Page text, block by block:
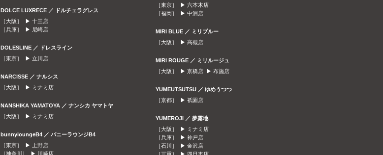
DOLCE LUXRECE ／ ドルチェラグレス
［大阪］ ▶ 十三店
［兵庫］ ▶ 尼崎店
DOLESLINE ／ ドレスライン
［東京］ ▶ 立川店
NARCISSE ／ ナルシス
［大阪］ ▶
ミナミ店
NANSHIKA YAMATOYA ／ ナンシカ ヤマトヤ
［大阪］ ▶
ミナミ店
bunnyloungeB4 ／ バニーラウンジB4
［東京］ ▶
上野店
［神奈川］ ▶
川崎店
［東京］ ▶ 六本木店
［福岡］ ▶ 中洲店
MIRI BLUE ／ ミリブルー
［大阪］ ▶ 高槻店
MIRI ROUGE ／ ミリルージュ
［大阪］ ▶ 京橋店 ▶ 布施店
YUMEUTSUTSU ／ ゆめうつつ
［京都］ ▶ 祇園店
YUMEROJI ／ 夢露地
［大阪］ ▶
ミナミ店
［兵庫］ ▶ 神戸店
［石川］ ▶ 金沢店